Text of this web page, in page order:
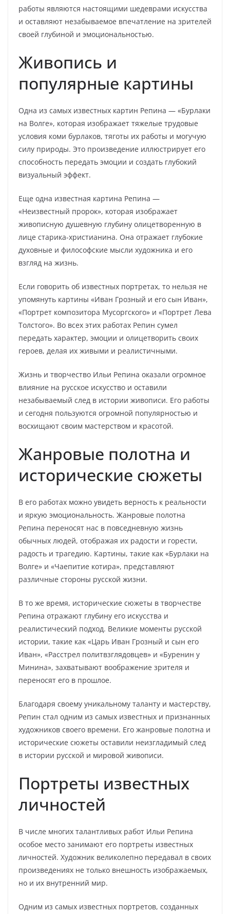
работы являются настоящими шедеврами искусства
и оставляют незабываемое впечатление на зрителей
своей глубиной и эмоциональностью.
Живопись и
популярные картины
Одна из самых известных картин Репина — «Бурлаки
на Волге», которая изображает тяжелые трудовые
условия коми бурлаков, тяготы их работы и могучую
силу природы. Это произведение иллюстрирует его
способность передать эмоции и создать глубокий
визуальный эффект.
Еще одна известная картина Репина —
«Неизвестный пророк», которая изображает
живописную душевную глубину олицетворенную в
лице старика-христианина. Она отражает глубокие
духовные и философские мысли художника и его
взгляд на жизнь.
Если говорить об известных портретах, то нельзя не
упомянуть картины «Иван Грозный и его сын Иван»,
«Портрет композитора Мусоргского» и «Портрет Лева
Толстого». Во всех этих работах Репин сумел
передать характер, эмоции и олицетворить своих
героев, делая их живыми и реалистичными.
Жизнь и творчество Ильи Репина оказали огромное
влияние на русское искусство и оставили
незабываемый след в истории живописи. Его работы
и сегодня пользуются огромной популярностью и
восхищают своим мастерством и красотой.
Жанровые полотна и
исторические сюжеты
В его работах можно увидеть верность к реальности
и яркую эмоциональность. Жанровые полотна
Репина переносят нас в повседневную жизнь
обычных людей, отображая их радости и горести,
радость и трагедию. Картины, такие как «Бурлаки на
Волге» и «Чаепитие котира», представляют
различные стороны русской жизни.
В то же время, исторические сюжеты в творчестве
Репина отражают глубину его искусства и
реалистический подход. Великие моменты русской
истории, такие как «Царь Иван Грозный и сын его
Иван», «Расстрел политвзглядовцев» и «Буренин у
Минина», захватывают воображение зрителя и
переносят его в прошлое.
Благодаря своему уникальному таланту и мастерству,
Репин стал одним из самых известных и признанных
художников своего времени. Его жанровые полотна и
исторические сюжеты оставили неизгладимый след
в истории русской и мировой живописи.
Портреты известных
личностей
В числе многих талантливых работ Ильи Репина
особое место занимают его портреты известных
личностей. Художник великолепно передавал в своих
произведениях не только внешность изображаемых,
но и их внутренний мир.
Одним из самых известных портретов, созданных